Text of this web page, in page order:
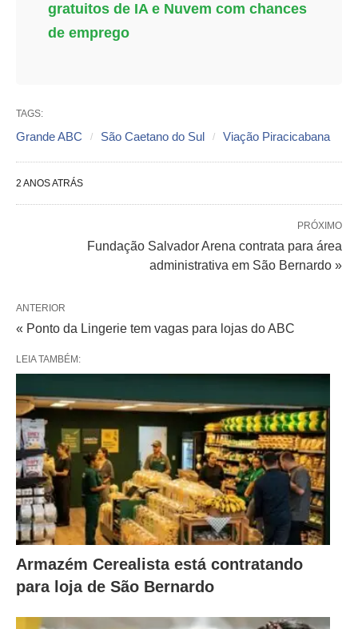
gratuitos de IA e Nuvem com chances
de emprego
TAGS:
Grande ABC São Caetano do Sul Viação Piracicabana
2 ANOS ATRÁS
PRÓXIMO
Fundação Salvador Arena contrata para área
administrativa em São Bernardo »
ANTERIOR
« Ponto da Lingerie tem vagas para lojas do ABC
LEIA TAMBÉM:
Armazém Cerealista está contratando
para loja de São Bernardo